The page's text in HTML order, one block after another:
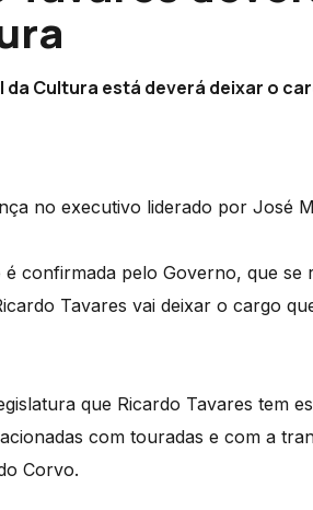
da Cultura está deverá deixar o
no executivo liderado por José
confirmada pelo Governo, que
Tavares vai deixar o cargo
que Ricardo Tavares tem
com touradas e com a
Corvo.